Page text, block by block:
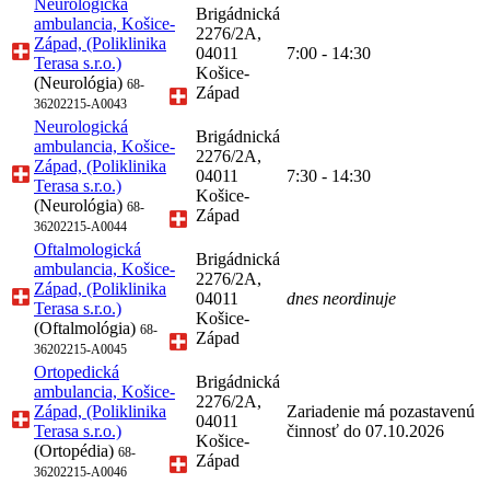
ambulancia, Košice-
Západ, (Poliklinika
Terasa s.r.o.)
(Neurológia) 68-
36202215-A0043
Brigádnická
2276/2A,
04011
Košice-
Západ
7:00 - 14:30
Neurologická
ambulancia, Košice-
Západ, (Poliklinika
Terasa s.r.o.)
(Neurológia) 68-
36202215-A0044
Brigádnická
2276/2A,
04011
Košice-
Západ
7:30 - 14:30
Oftalmologická
ambulancia, Košice-
Západ, (Poliklinika
Terasa s.r.o.)
(Oftalmológia) 68-
36202215-A0045
Brigádnická
2276/2A,
04011
Košice-
Západ
dnes neordinuje
Ortopedická
ambulancia, Košice-
Západ, (Poliklinika
Terasa s.r.o.)
(Ortopédia) 68-
36202215-A0046
Brigádnická
2276/2A,
04011
Košice-
Západ
Zariadenie má pozastavenú
činnosť do 07.10.2026